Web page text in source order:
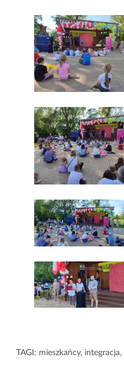
TAGI: mieszkańcy, integracja,